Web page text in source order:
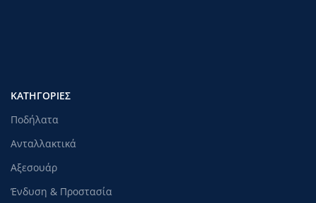
ΚΑΤΗΓΟΡΊΕΣ
Ποδήλατα
Ανταλλακτικά
Αξεσουάρ
Ένδυση & Προστασία